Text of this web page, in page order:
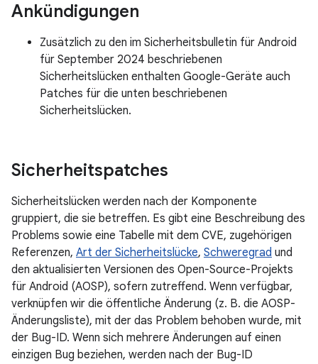
Ankündigungen
Zusätzlich zu den im Sicherheitsbulletin für Android
für September 2024 beschriebenen
Sicherheitslücken enthalten Google-Geräte auch
Patches für die unten beschriebenen
Sicherheitslücken.
Sicherheitspatches
Sicherheitslücken werden nach der Komponente
gruppiert, die sie betreffen. Es gibt eine Beschreibung des
Problems sowie eine Tabelle mit dem CVE, zugehörigen
Referenzen, Art der Sicherheitslücke, Schweregrad und
den aktualisierten Versionen des Open-Source-Projekts
für Android (AOSP), sofern zutreffend. Wenn verfügbar,
verknüpfen wir die öffentliche Änderung (z. B. die AOSP-
Änderungsliste), mit der das Problem behoben wurde, mit
der Bug-ID. Wenn sich mehrere Änderungen auf einen
einzigen Bug beziehen, werden nach der Bug-ID